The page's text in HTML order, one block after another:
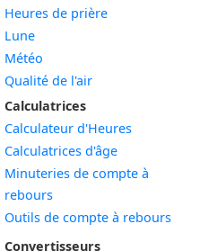
Heures de prière
Lune
Météo
Qualité de l'air
Calculatrices
Calculateur d'Heures
Calculatrices d'âge
Minuteries de compte à
rebours
Outils de compte à rebours
Convertisseurs